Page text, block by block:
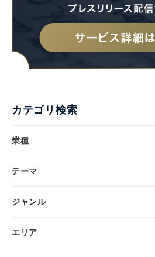
カテゴリ検索
業種
テーマ
ジャンル
エリア
English